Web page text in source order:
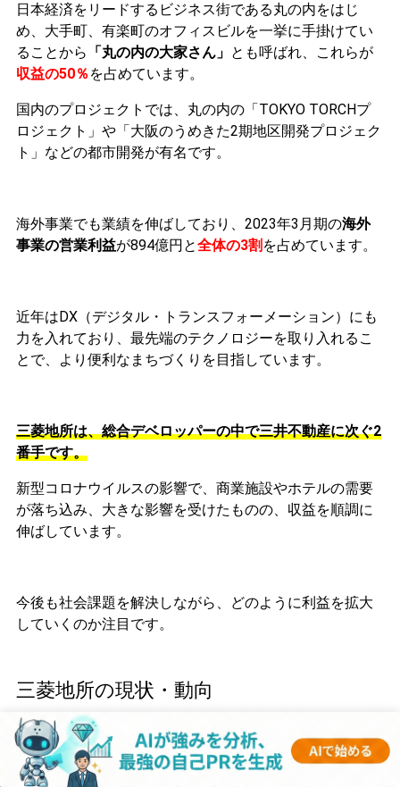
日本経済をリードするビジネス街である丸の内をはじ
め、大手町、有楽町のオフィスビルを一挙に手掛けてい
ることから 「丸の内の大家さん」 とも呼ばれ、これらが
収益の50％ を占めています。
国内のプロジェクトでは、丸の内の「TOKYO TORCHプ
ロジェクト」や「大阪のうめきた2期地区開発プロジェク
ト」などの都市開発が有名です。
海外事業でも業績を伸ばしており、2023年3月期の海外
事業の営業利益が894億円と全体の3割 を占めています。
近年はDX（デジタル・トランスフォーメーション）にも
力を入れており、最先端のテクノロジーを取り入れるこ
とで、より便利なまちづくりを目指しています。
三菱地所は、総合デベロッパーの中で三井不動産に次ぐ2
番手です。
新型コロナウイルスの影響で、商業施設やホテルの需要
が落ち込み、大きな影響を受けたものの、収益を順調に
伸ばしています。
今後も社会課題を解決しながら、どのように利益を拡大
していくのか注目です。
三菱地所の現状・動向
「DX注目企業2023」に選出